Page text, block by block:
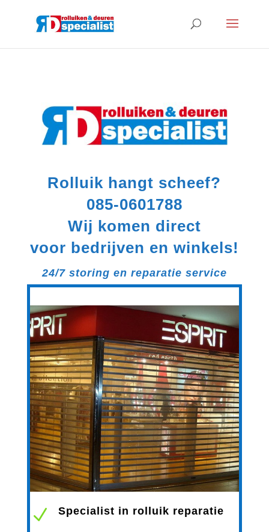
Rolluik hangt scheef?
085-0601788
Wij komen direct
voor bedrijven en winkels!
24/7 storing en reparatie service
N Specialist in rolluik reparatie